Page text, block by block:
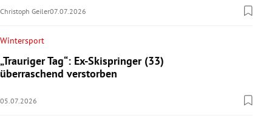
Christoph Geiler07.07.2026
Wintersport
„Trauriger Tag“: Ex-Skispringer (33)
überraschend verstorben
05.07.2026